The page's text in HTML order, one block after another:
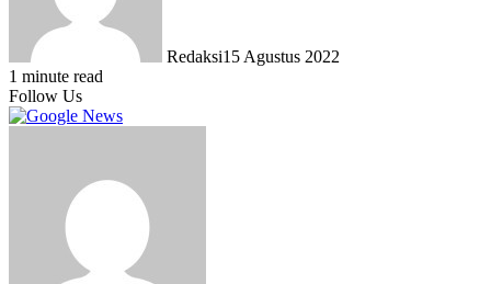
Redaksi15 Agustus 2022
1 minute read
Follow Us